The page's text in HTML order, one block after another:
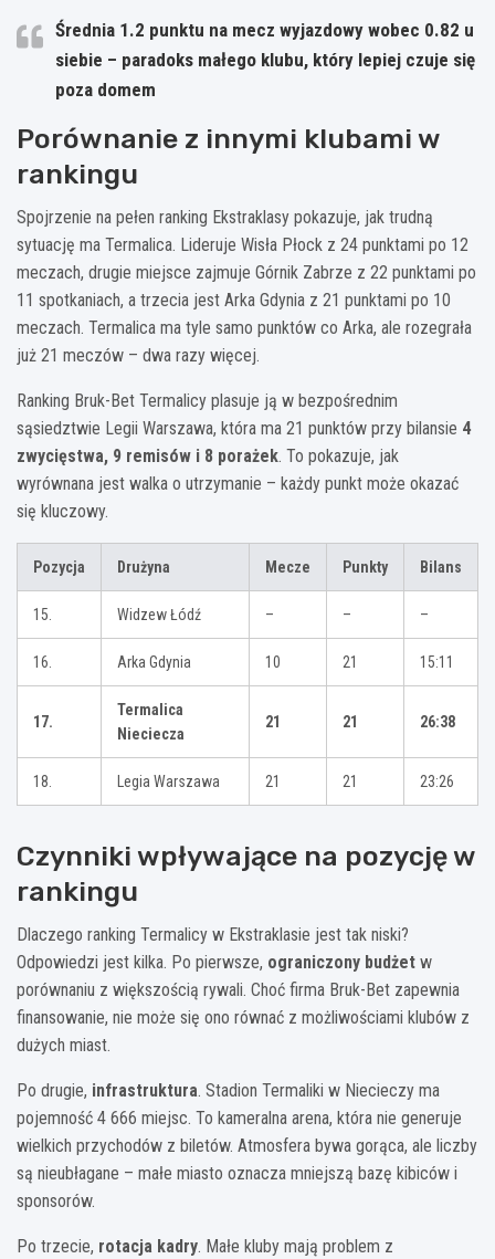
Średnia 1.2 punktu na mecz wyjazdowy wobec 0.82 u
siebie – paradoks małego klubu, który lepiej czuje się
poza domem
Porównanie z innymi klubami w
rankingu
Spojrzenie na pełen ranking Ekstraklasy pokazuje, jak trudną
sytuację ma Termalica. Lideruje Wisła Płock z 24 punktami po 12
meczach, drugie miejsce zajmuje Górnik Zabrze z 22 punktami po
11 spotkaniach, a trzecia jest Arka Gdynia z 21 punktami po 10
meczach. Termalica ma tyle samo punktów co Arka, ale rozegrała
już 21 meczów – dwa razy więcej.
Ranking Bruk-Bet Termalicy plasuje ją w bezpośrednim
sąsiedztwie Legii Warszawa, która ma 21 punktów przy bilansie 4
zwycięstwa, 9 remisów i 8 porażek. To pokazuje, jak
wyrównana jest walka o utrzymanie – każdy punkt może okazać
się kluczowy.
Pozycja Drużyna Mecze Punkty Bilans
15. Widzew Łódź – – –
16. Arka Gdynia 10 21 15:11
17.
Termalica
Nieciecza
21 21 26:38
18. Legia Warszawa 21 21 23:26
Czynniki wpływające na pozycję w
rankingu
Dlaczego ranking Termalicy w Ekstraklasie jest tak niski?
Odpowiedzi jest kilka. Po pierwsze, ograniczony budżet w
porównaniu z większością rywali. Choć firma Bruk-Bet zapewnia
finansowanie, nie może się ono równać z możliwościami klubów z
dużych miast.
Po drugie, infrastruktura. Stadion Termaliki w Niecieczy ma
pojemność 4 666 miejsc. To kameralna arena, która nie generuje
wielkich przychodów z biletów. Atmosfera bywa gorąca, ale liczby
są nieubłagane – małe miasto oznacza mniejszą bazę kibiców i
sponsorów.
Po trzecie, rotacja kadry. Małe kluby mają problem z